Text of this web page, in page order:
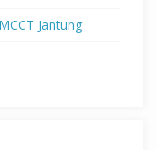
Jantung